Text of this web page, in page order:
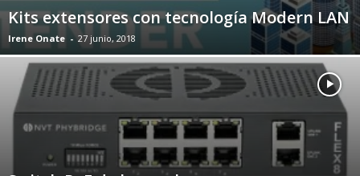
Kits extensores con tecnología Modern LAN
Irene Onate - 27 junio, 2018